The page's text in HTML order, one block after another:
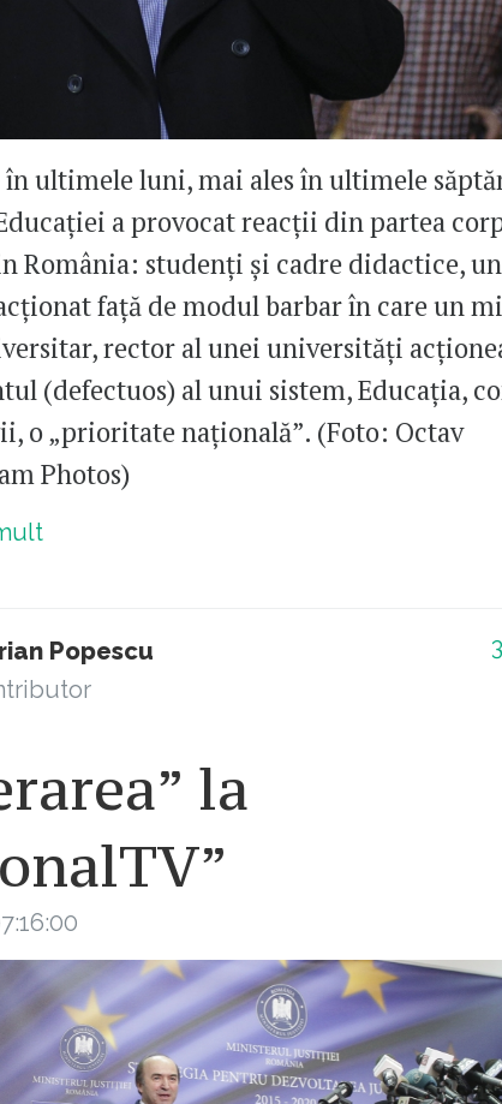
în ultimele luni, mai ales în ultimele
a provocat reacții din partea
România: studenți și cadre didactice,
față de modul barbar în care un
rector al unei universități
(defectuos) al unui sistem, Educația,
o „prioritate națională”. (Foto: Octav
Photos)
Popescu
3
la